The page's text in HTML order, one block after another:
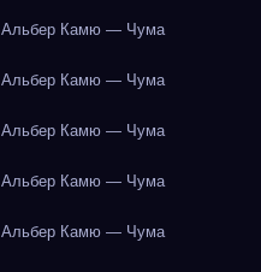
Альбер Камю — Чума
Альбер Камю — Чума
Альбер Камю — Чума
Альбер Камю — Чума
Альбер Камю — Чума